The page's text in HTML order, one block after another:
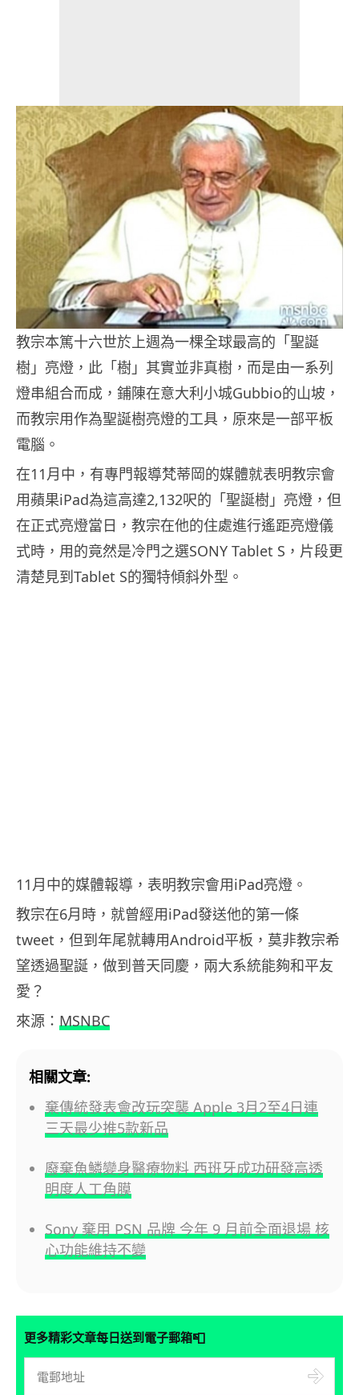
教宗本篤十六世於上週為一棵全球最高的「聖誕
樹」亮燈，此「樹」其實並非真樹，而是由一系列
燈串組合而成，鋪陳在意大利小城Gubbio的山坡，
而教宗用作為聖誕樹亮燈的工具，原來是一部平板
電腦。
在11月中，有專門報導梵蒂岡的媒體就表明教宗會
用蘋果iPad為這高達2,132呎的「聖誕樹」亮燈，但
在正式亮燈當日，教宗在他的住處進行遙距亮燈儀
式時，用的竟然是冷門之選SONY Tablet S，片段更
清楚見到Tablet S的獨特傾斜外型。
11月中的媒體報導，表明教宗會用iPad亮燈。
教宗在6月時，就曾經用iPad發送他的第一條
tweet，但到年尾就轉用Android平板，莫非教宗希
望透過聖誕，做到普天同慶，兩大系統能夠和平友
愛？
來源： MSNBC
相關文章:
棄傳統發表會改玩突襲 Apple 3月2至4日連
三天最少推5款新品
廢棄魚鱗變身醫療物料 西班牙成功研發高透
明度人工角膜
Sony 棄用 PSN 品牌 今年 9 月前全面退場 核
心功能維持不變
更多精彩文章每日送到電子郵箱📮